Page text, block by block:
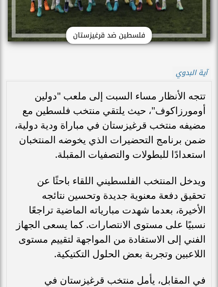
فلسطين ضد قرغيزستان
آية البدوي
تتجه الأنظار مساء السبت إلى ملعب "دولين
أومورزاكوف"، حيث يلتقي منتخب فلسطين مع
مضيفه منتخب قرغيزستان في مباراة ودية دولية،
ضمن برنامج التحضيرات الذي يخوضه المنتخبان
استعدادًا للبطولات والتصفيات المقبلة.
ويدخل المنتخب الفلسطيني اللقاء باحثًا عن
تحقيق دفعة معنوية جديدة وتحسين نتائجه
الأخيرة، بعدما شهدت مبارياته الماضية تراجعًا
نسبيًا على مستوى الانتصارات. كما يسعى الجهاز
الفني إلى الاستفادة من المواجهة لتقييم مستوى
اللاعبين وتجربة بعض الحلول التكتيكية.
في المقابل، يأمل منتخب قرغيزستان في